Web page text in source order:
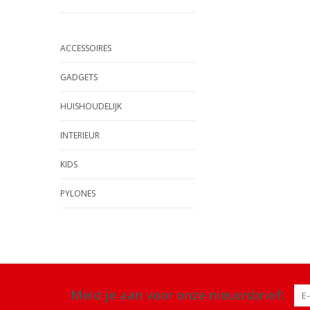
ACCESSOIRES
GADGETS
HUISHOUDELIJK
INTERIEUR
KIDS
PYLONES
Meld je aan voor onze nieuwsbrief: